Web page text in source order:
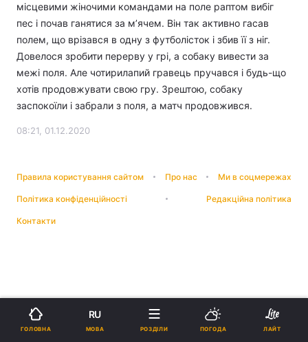
місцевими жіночими командами на поле раптом вибіг
пес і почав ганятися за м’ячем. Він так активно гасав
полем, що врізався в одну з футболісток і збив її з ніг.
Довелося зробити перерву у грі, а собаку вивести за
межі поля. Але чотирилапий гравець пручався і будь-що
хотів продовжувати свою гру. Зрештою, собаку
заспокоїли і забрали з поля, а матч продовжився.
08:21, 01.12.2020
Правила користування сайтом Про нас Ми в соцмережах
Політика конфіденційності Редакційна політика
Контакти
ГОЛОВНА
RU
МОВА РОЗДІЛИ ПОГОДА ЛАЙТ